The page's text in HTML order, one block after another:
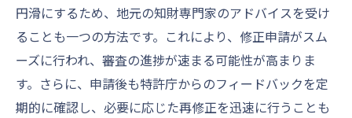
円滑にするため、地元の知財専門家のアドバイスを受け
ることも一つの方法です。これにより、修正申請がスム
ーズに行われ、審査の進捗が速まる可能性が高まりま
す。さらに、申請後も特許庁からのフィードバックを定
期的に確認し、必要に応じた再修正を迅速に行うことも